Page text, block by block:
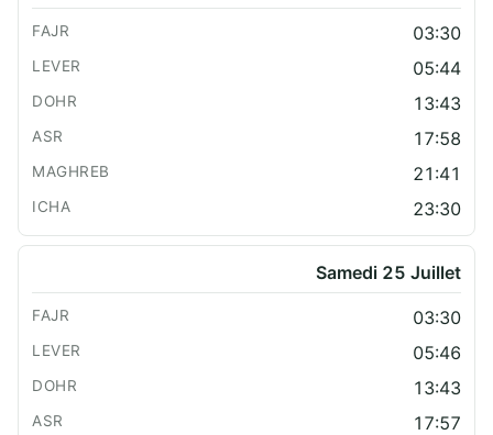
03:30
05:44
13:43
17:58
21:41
23:30
Samedi 25 Juillet
03:30
05:46
13:43
17:57